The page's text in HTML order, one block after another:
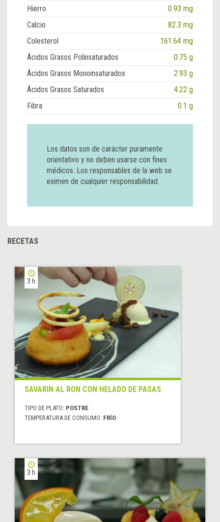
Hierro
0.93 mg
Calcio
82.3 mg
Colesterol
161.64 mg
Ácidos Grasos Polinsaturados
0.75 g
Ácidos Grasos Monoinsaturados
2.93 g
Ácidos Grasos Saturados
4.22 g
Fibra
0.1 g
Los datos son de carácter puramente
orientativo y no deben usarse con fines
médicos. Los responsables de la web se
eximen de cualquier responsabilidad.
RECETAS
3 h
SAVARIN AL RON CON HELADO DE PASAS
TIPO DE PLATO: POSTRE
TEMPERATURA DE CONSUMO: FRÍO
3 h